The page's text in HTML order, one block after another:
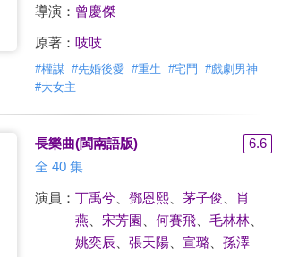
導演： 曾慶傑
原著： 吱吱
#權謀 #先婚後愛 #重生 #宅鬥 #戲劇男神
#大女主
長樂曲(閩南語版)
6.6
全 40 集
演員： 丁禹兮 鄧恩熙、 茅子俊
肖
燕
宋芳園 何賽飛、 毛林林、
姚奕辰
張天陽、 宣璐、 孫澤